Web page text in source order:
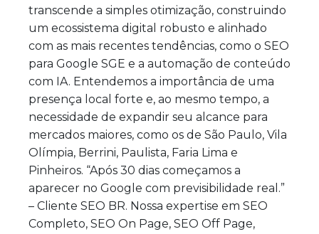
transcende a simples otimização, construindo
um ecossistema digital robusto e alinhado
com as mais recentes tendências, como o SEO
para Google SGE e a automação de conteúdo
com IA. Entendemos a importância de uma
presença local forte e, ao mesmo tempo, a
necessidade de expandir seu alcance para
mercados maiores, como os de São Paulo, Vila
Olímpia, Berrini, Paulista, Faria Lima e
Pinheiros. “Após 30 dias começamos a
aparecer no Google com previsibilidade real.”
– Cliente SEO BR. Nossa expertise em SEO
Completo, SEO On Page, SEO Off Page,